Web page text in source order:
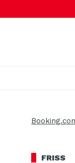
FRISS